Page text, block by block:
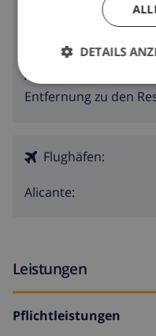
Entfernung zum
Entfernung zu den
Ausgehmöglichkeiten:
Entfernung zu den
Flughäfen:
Alicante:
Leistungen
Pflichtleistungen
DETAILS